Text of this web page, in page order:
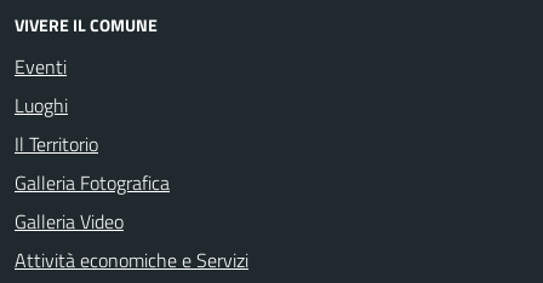
VIVERE IL COMUNE
Eventi
Luoghi
Il Territorio
Galleria Fotografica
Galleria Video
Attività economiche e Servizi